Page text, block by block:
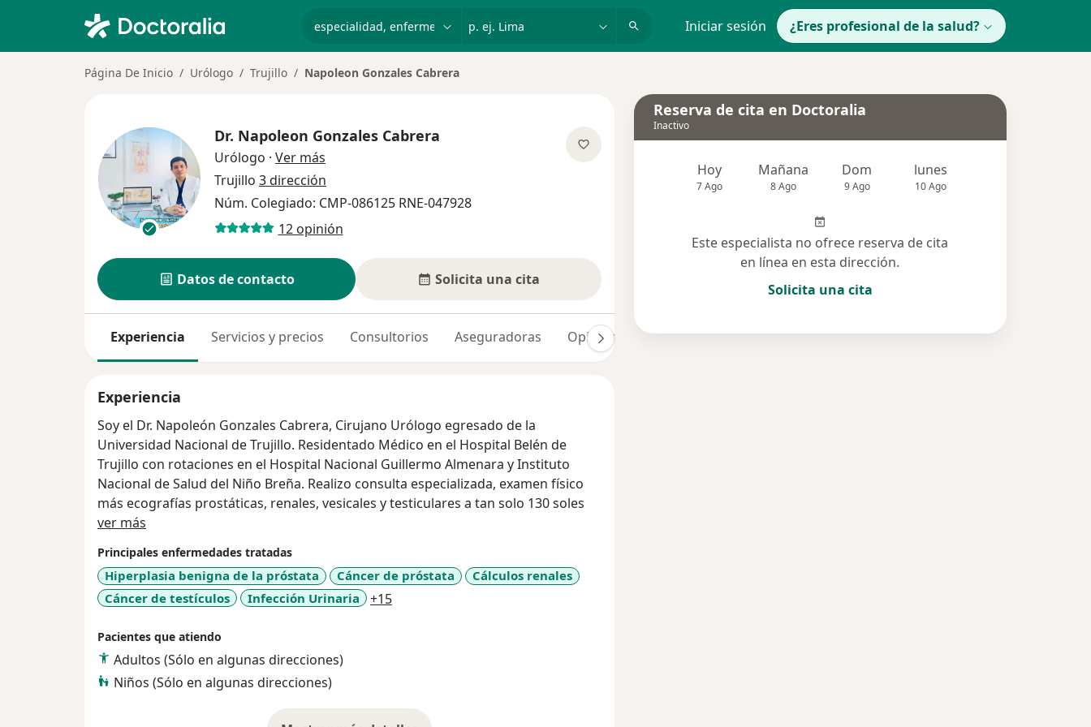
Iniciar sesión ¿Eres profesional de la salud?
Página De Inicio Urólogo Trujillo Napoleon Gonzales Cabrera
Dr. Napoleon Gonzales Cabrera
Urólogo · Ver más
Trujillo 3 dirección
Núm. Colegiado: CMP-086125 RNE-047928
12 opinión
Datos de contacto Solicita una cita
Experiencia Servicios y precios Consultorios Aseguradoras Opiniones (12)
Experiencia
Soy el Dr. Napoleón Gonzales Cabrera, Cirujano Urólogo egresado de la
Universidad Nacional de Trujillo. Residentado Médico en el Hospital Belén de
Trujillo con rotaciones en el Hospital Nacional Guillermo Almenara y Instituto
Nacional de Salud del Niño Breña. Realizo consulta especializada, examen físico
más ecografías prostáticas, renales, vesicales y testiculares a tan solo 130 soles
ver más
Principales enfermedades tratadas
Hiperplasia benigna de la próstata Cáncer de próstata
Cálculos renales
Cáncer de testículos
Infección Urinaria +15a11y_sr_more_diseases
Pacientes que atiendo
Adultos (Sólo en algunas direcciones)
Niños (Sólo en algunas direcciones)
Reserva de cita en Doctoralia
Inactivo
Hoy
7 Ago
Mañana
8 Ago
Dom
9 Ago
lunes
10 Ago
Este especialista no ofrece reserva de cita
en línea en esta dirección.
Solicita una cita